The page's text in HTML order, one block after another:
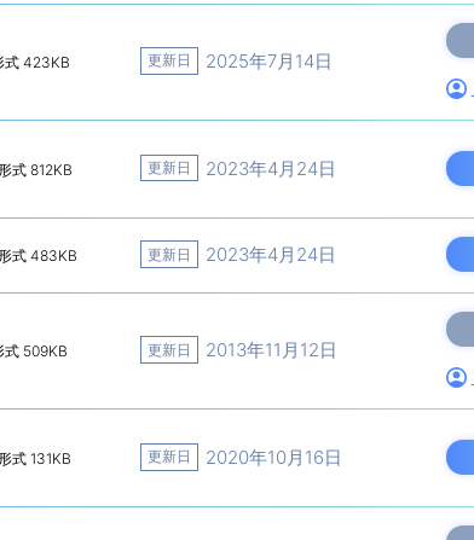
式 423KB 更新日 2025年7月14日
式 812KB 更新日 2023年4月24日
式 483KB 更新日 2023年4月24日
式 509KB 更新日 2013年11月12日
式 131KB 更新日 2020年10月16日